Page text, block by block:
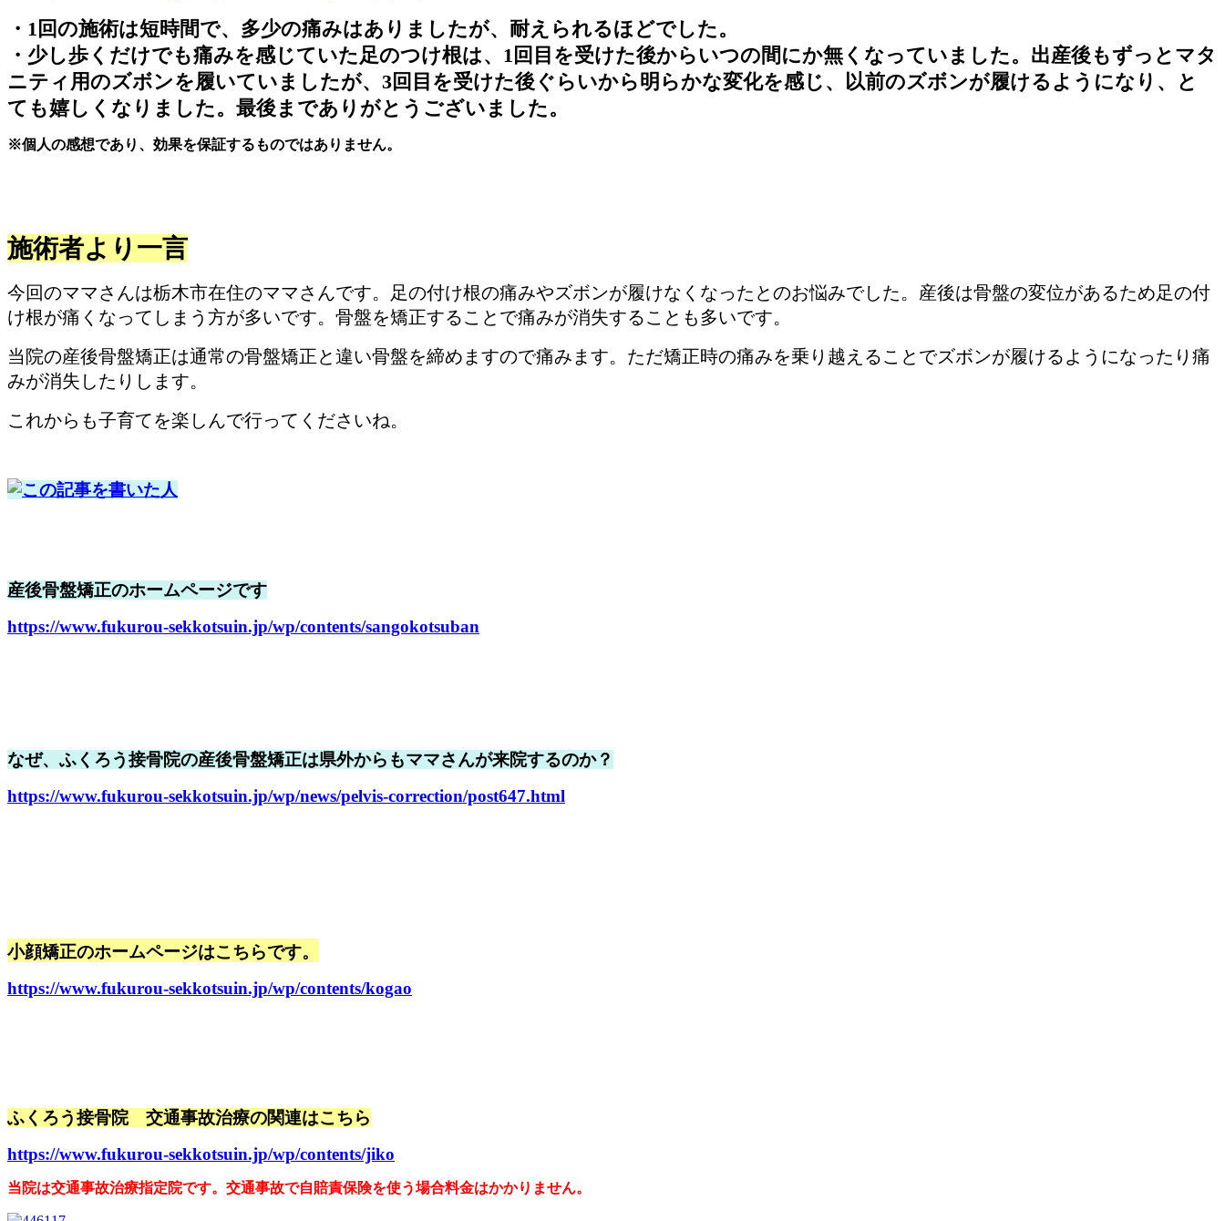
・1回の施術は短時間で、多少の痛みはありましたが、耐えられるほどでした。
・少し歩くだけでも痛みを感じていた足のつけ根は、1回目を受けた後からいつの間にか無くなっていました。出産後もずっとマタ
ニティ用のズボンを履いていましたが、3回目を受けた後ぐらいから明らかな変化を感じ、以前のズボンが履けるようになり、と
ても嬉しくなりました。最後までありがとうございました。
※個人の感想であり、効果を保証するものではありません。
施術者より一言
今回のママさんは栃木市在住のママさんです。足の付け根の痛みやズボンが履けなくなったとのお悩みでした。産後は骨盤の変位があるため足の付
け根が痛くなってしまう方が多いです。骨盤を矯正することで痛みが消失することも多いです。
当院の産後骨盤矯正は通常の骨盤矯正と違い骨盤を締めますので痛みます。ただ矯正時の痛みを乗り越えることでズボンが履けるようになったり痛
みが消失したりします。
これからも子育てを楽しんで行ってくださいね。
産後骨盤矯正のホームページです
https://www.fukurou-sekkotsuin.jp/wp/contents/sangokotsuban
なぜ、ふくろう接骨院の産後骨盤矯正は県外からもママさんが来院するのか？
https://www.fukurou-sekkotsuin.jp/wp/news/pelvis-correction/post647.html
小顔矯正のホームページはこちらです。
https://www.fukurou-sekkotsuin.jp/wp/contents/kogao
ふくろう接骨院 交通事故治療の関連はこちら
https://www.fukurou-sekkotsuin.jp/wp/contents/jiko
当院は交通事故治療指定院です。交通事故で自賠責保険を使う場合料金はかかりません。